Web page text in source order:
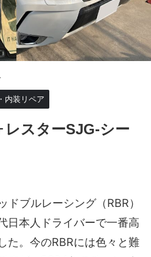
内装リペア
レスターSJG-シー
ドブルレーシング（RBR）
日本人ドライバーで一番高
た。今のRBRには色々と難